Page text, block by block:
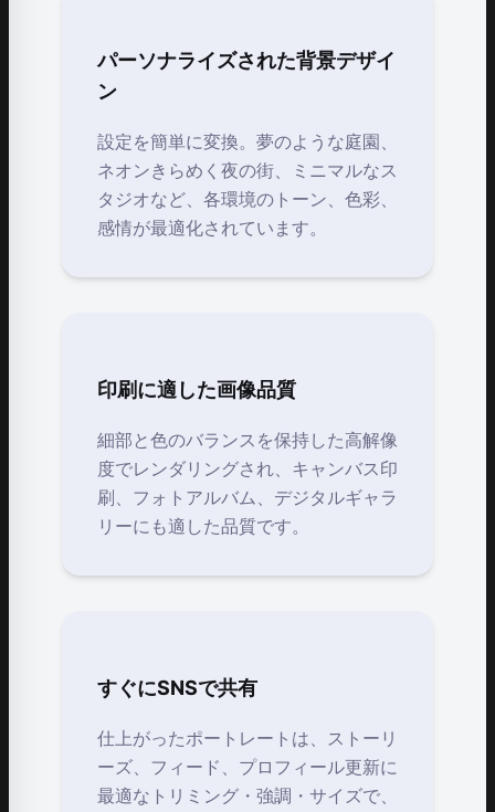
パーソナライズされた背景デザイ
ン
設定を簡単に変換。夢のような庭園、
ネオンきらめく夜の街、ミニマルなス
タジオなど、各環境のトーン、色彩、
感情が最適化されています。
印刷に適した画像品質
細部と色のバランスを保持した高解像
度でレンダリングされ、キャンバス印
刷、フォトアルバム、デジタルギャラ
リーにも適した品質です。
すぐにSNSで共有
仕上がったポートレートは、ストーリ
ーズ、フィード、プロフィール更新に
最適なトリミング・強調・サイズで、